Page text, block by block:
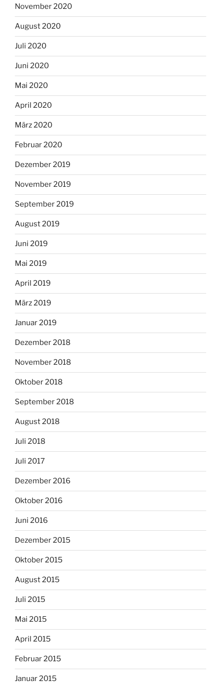
November 2020
August 2020
Juli 2020
Juni 2020
Mai 2020
April 2020
März 2020
Februar 2020
Dezember 2019
November 2019
September 2019
August 2019
Juni 2019
Mai 2019
April 2019
März 2019
Januar 2019
Dezember 2018
November 2018
Oktober 2018
September 2018
August 2018
Juli 2018
Juli 2017
Dezember 2016
Oktober 2016
Juni 2016
Dezember 2015
Oktober 2015
August 2015
Juli 2015
Mai 2015
April 2015
Februar 2015
Januar 2015